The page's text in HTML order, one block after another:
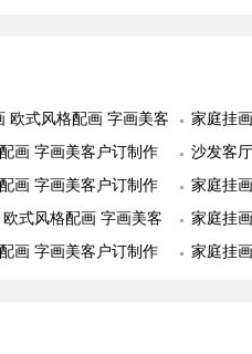
欧式风格配画 字画美客
家庭挂
品安装
画 字画美客户订制作
沙发客
美客户
画 字画美客户订制作
家庭挂
品安装
式风格配画 字画美客
家庭挂
品安装
画 字画美客户订制作
家庭挂